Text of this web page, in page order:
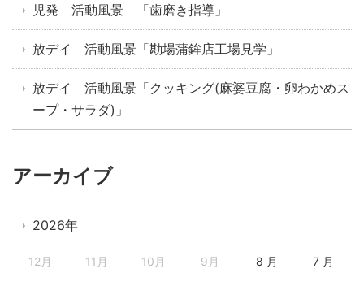
児発 活動風景 「歯磨き指導」
放デイ 活動風景「勘場蒲鉾店工場見学」
放デイ 活動風景「クッキング(麻婆豆腐・卵わかめス
ープ・サラダ)」
アーカイブ
2026年
12月 11月 10月 9月 8 月 7 月